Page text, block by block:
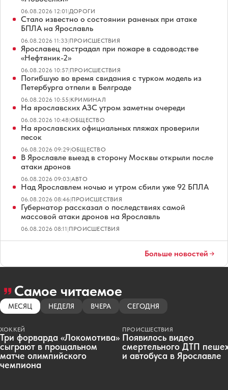
06.08.2026 12:01|ДОРОГИ
Стало известно о состоянии раненых при атаке
БПЛА на Ярославль
06.08.2026 11:33|ПРОИСШЕСТВИЯ
Ярославец пострадал при пожаре в садоводстве
«Нефтяник-2»
06.08.2026 10:57|ПРОИСШЕСТВИЯ
Погибшую во время свидания с турком модель из
Петербурга отпели в Белграде
06.08.2026 10:55|КРИМИНАЛ
На ярославских АЗС утром заметны очереди
06.08.2026 10:48|ОБЩЕСТВО
На ярославских официальных пляжах проверили
песок
06.08.2026 09:29|ОБЩЕСТВО
В Ярославле выезд в сторону Москвы открыли после
атаки дронов
06.08.2026 09:03|АВТО
Над Ярославлем ночью и утром сбили уже 92 БПЛА
06.08.2026 08:46|ПРОИСШЕСТВИЯ
Губернатор рассказал о последствиях самой
массовой атаки дронов на Ярославль
06.08.2026 08:11|ПРОИСШЕСТВИЯ
Больше новостей
Самое читаемое
МЕСЯЦ НЕДЕЛЯ ВЧЕРА СЕГОДНЯ
ХОККЕЙ
Три форварда «Локомотива»
сыграют в прощальном
матче олимпийского
чемпиона
ПРОИСШЕСТВИЯ
Появилось видео
смертельного ДТП
и автобуса в Ярославле